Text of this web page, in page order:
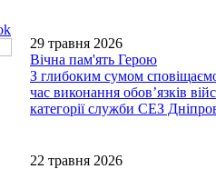
29 травня 2026
Вічна пам'ять Герою
З глибоким сумом
час виконання обов’язків
категорії служби СЕЗ
22 травня 2026